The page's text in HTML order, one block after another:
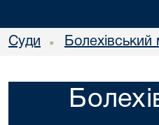
Суди • Болехівський